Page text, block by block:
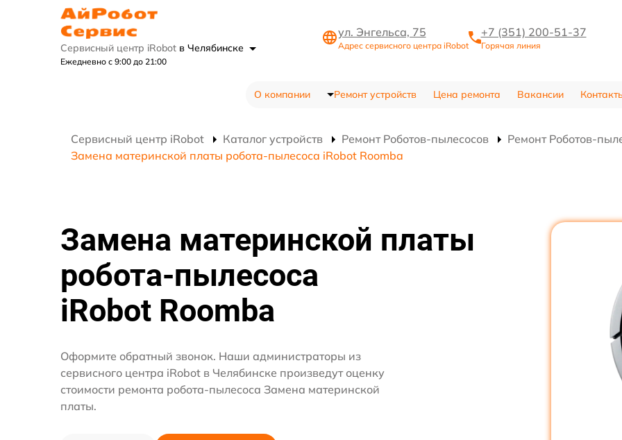
Сервисный центр iRobot в Челябинске
Ежедневно с 9:00 до 21:00
ул. Энгельса, 75
Адрес сервисного центра iRobot
+7 (351) 200-51-37
Горячая линия
О компании Ремонт устройств Цена ремонта Вакансии
Сервисный центр iRobot Каталог устройств Ремонт Роботов-пылесосов
Ремонт Роботов-
Замена материнской платы робота-пылесоса iRobot Roomba
Замена материнской платы
робота-пылесоса
iRobot Roomba
Оформите обратный звонок. Наши администраторы из
сервисного центра iRobot в Челябинске произведут оценку
стоимости ремонта робота-пылесоса Замена материнской
платы.